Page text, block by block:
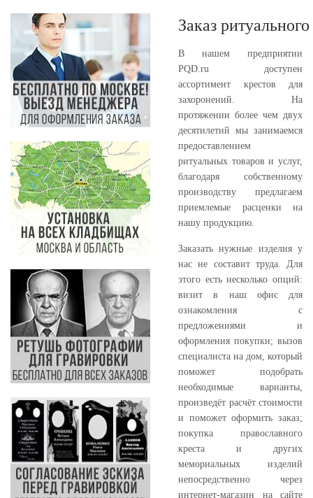
Заказ
В нашем предприятии
PQD.ru доступен
ассортимент крестов для
захоронений. На
протяжении более чем двух
десятилетий мы занимаемся
предоставлением
ритуальных товаров и услуг,
благодаря собственному
производству предлагаем
приемлемые расценки на
нашу продукцию.
Заказать нужные изделия у
нас не составит труда. Для
этого есть несколько опций:
визит в наш офис для
ознакомления с
предложениями и
оформления покупки; вызов
специалиста на дом, который
поможет подобрать
необходимые варианты,
произведёт расчёт стоимости
и поможет оформить заказ;
покупка православного
креста и других
мемориальных изделий
непосредственно через
интернет-магазин на сайте